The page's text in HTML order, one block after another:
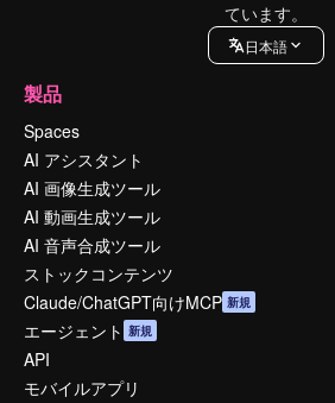
ています。
日本語
製品
Spaces
AI アシスタント
AI 画像生成ツール
AI 動画生成ツール
AI 音声合成ツール
ストックコンテンツ
Claude/ChatGPT向けMCP 新規
エージェント 新規
API
モバイルアプリ